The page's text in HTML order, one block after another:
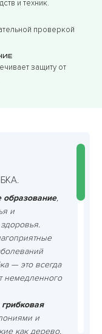
и техник.
проверкой
защиту от
образование,
и
— это всегда
немедленного
и
как дерево,